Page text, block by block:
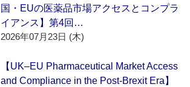
国・EUの医薬品市場アクセスとコンプラ
イアンス】第4回…
2026年07月23日 (木)
【UK–EU Pharmaceutical Market Access
and Compliance in the Post-Brexit Era】